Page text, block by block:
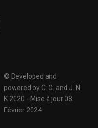
© Developed and
powered by C. G. and J. N.
K 2020 - Mise à jour 08
Février 2024